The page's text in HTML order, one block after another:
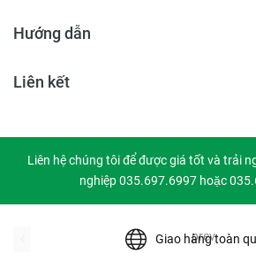
Hướng dẫn
Liên kết
Liên hệ chúng tôi để được giá tốt và trải
nghiệp 035.697.6997 hoặc
Giao hàng toàn
prev